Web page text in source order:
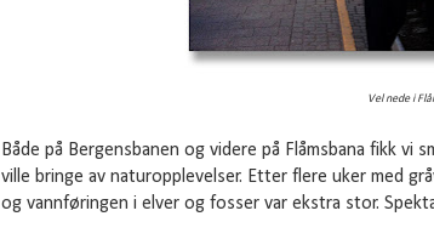
Vel nede i
Både på Bergensbanen og videre på Flåmsbana fikk vi
ville bringe av naturopplevelser. Etter flere uker med
og vannføringen i elver og fosser var ekstra stor.